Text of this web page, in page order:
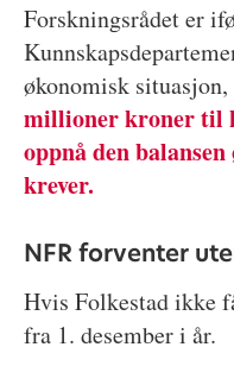
Forskningsrådet er
økonomisk situasjon,
millioner kroner til
oppnå den
krever.
NFR forventer
Hvis Folkestad ikke
fra 1. desember i år.